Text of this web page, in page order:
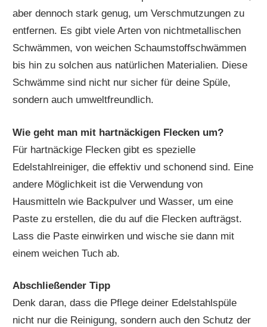
aber dennoch stark genug, um Verschmutzungen zu
entfernen. Es gibt viele Arten von nichtmetallischen
Schwämmen, von weichen Schaumstoffschwämmen
bis hin zu solchen aus natürlichen Materialien. Diese
Schwämme sind nicht nur sicher für deine Spüle,
sondern auch umweltfreundlich.
Wie geht man mit hartnäckigen Flecken um?
Für hartnäckige Flecken gibt es spezielle
Edelstahlreiniger, die effektiv und schonend sind. Eine
andere Möglichkeit ist die Verwendung von
Hausmitteln wie Backpulver und Wasser, um eine
Paste zu erstellen, die du auf die Flecken aufträgst.
Lass die Paste einwirken und wische sie dann mit
einem weichen Tuch ab.
Abschließender Tipp
Denk daran, dass die Pflege deiner Edelstahlspüle
nicht nur die Reinigung, sondern auch den Schutz der